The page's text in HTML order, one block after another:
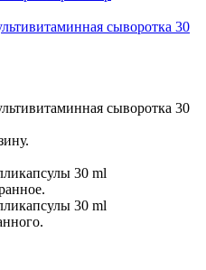
сыворотка 30
сыворотка 30
30 ml
30 ml